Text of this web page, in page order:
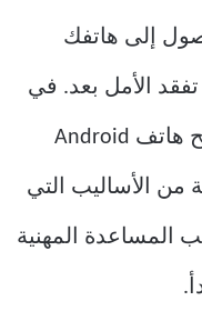
إلى هاتفك
الأمل بعد. في
هذه المقالة ، سنساعدك في فتح هاتف Android
من الأساليب التي
المساعدة المهنية